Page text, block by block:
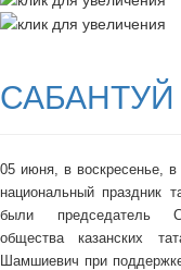
05 июня, в воскресенье,
национальный праздник
были председатель
общества казанских
Шамшиевич при